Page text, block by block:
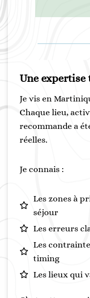
Une
Je vis en
Chaque lieu,
recommande a
réelles.
Je connais :
Les zones à
séjour
Les erreurs
Les
timing
Les lieux qui